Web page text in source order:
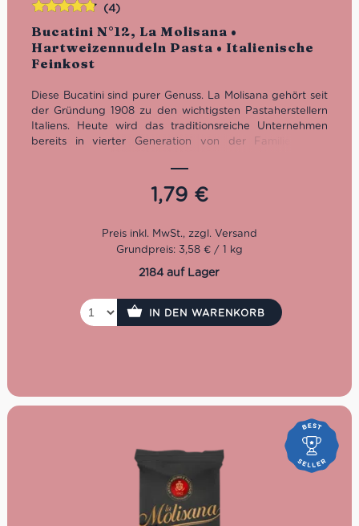
Bucatini N°12, La Molisana •
Hartweizennudeln Pasta • Italienische
Feinkost
(4)
Diese Bucatini sind purer Genuss. La Molisana gehört seit
der Gründung 1908 zu den wichtigsten Pastaherstellern
Italiens. Heute wird das traditionsreiche Unternehmen
bereits in vierter Generation von der Familie Ferro
Kochzeit: 10 Minuten1,79 €
Bewertet
mit4.75
von 5
Grundpreis: 3,58 € / 1 kg
2184 auf Lager
IN DEN WARENKORB